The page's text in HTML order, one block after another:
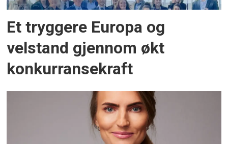
Et tryggere Europa og
velstand gjennom økt
konkurransekraft